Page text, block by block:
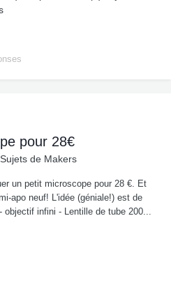
pour 28€
Sujets de Makers
un petit microscope pour 28 €. Et
apo neuf! L'idée (géniale!) est de
infini - Lentille de tube 200...